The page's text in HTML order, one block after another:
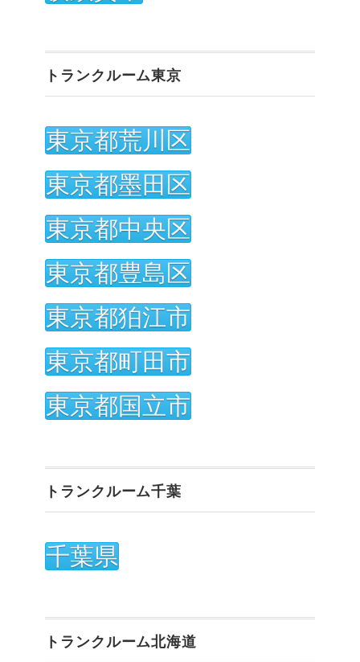
トランクルーム東京
東京都荒川区
東京都墨田区
東京都中央区
東京都豊島区
東京都狛江市
東京都町田市
東京都国立市
トランクルーム千葉
千葉県
トランクルーム北海道